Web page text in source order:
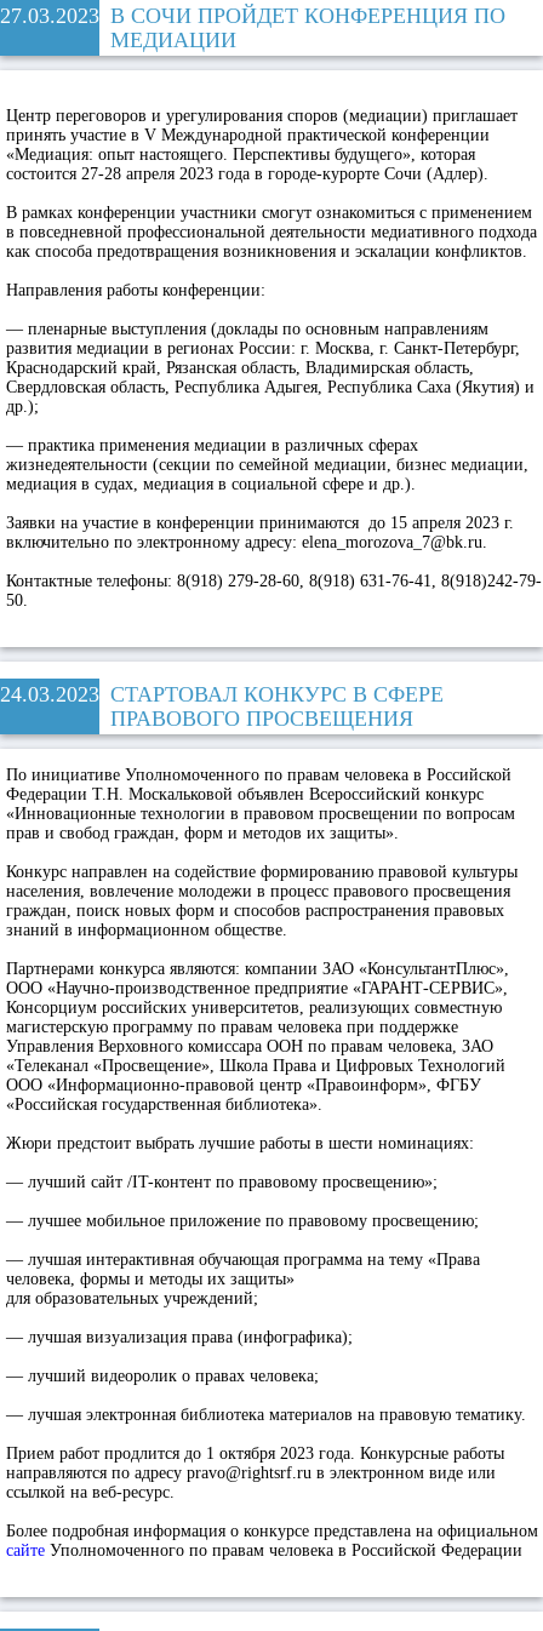
27.03.2023 В СОЧИ ПРОЙДЕТ КОНФЕРЕНЦИЯ ПО
МЕДИАЦИИ
Центр переговоров и урегулирования споров (медиации) приглашает
принять участие в V Международной практической конференции
«Медиация: опыт настоящего. Перспективы будущего», которая
состоится 27-28 апреля 2023 года в городе-курорте Сочи (Адлер).
В рамках конференции участники смогут ознакомиться с применением
в повседневной профессиональной деятельности медиативного подхода
как способа предотвращения возникновения и эскалации конфликтов.
Направления работы конференции:
— пленарные выступления (доклады по основным направлениям
развития медиации в регионах России: г. Москва, г. Санкт-Петербург,
Краснодарский край, Рязанская область, Владимирская область,
Свердловская область, Республика Адыгея, Республика Саха (Якутия) и
др.);
— практика применения медиации в различных сферах
жизнедеятельности (секции по семейной медиации, бизнес медиации,
медиация в судах, медиация в социальной сфере и др.).
Заявки на участие в конференции принимаются до 15 апреля 2023 г.
включительно по электронному адресу: elena_morozova_7@bk.ru.
Контактные телефоны: 8(918) 279-28-60, 8(918) 631-76-41, 8(918)242-79-
50.
24.03.2023 СТАРТОВАЛ КОНКУРС В СФЕРЕ
ПРАВОВОГО ПРОСВЕЩЕНИЯ
По инициативе Уполномоченного по правам человека в Российской
Федерации Т.Н. Москальковой объявлен Всероссийский конкурс
«Инновационные технологии в правовом просвещении по вопросам
прав и свобод граждан, форм и методов их защиты».
Конкурс направлен на содействие формированию правовой культуры
населения, вовлечение молодежи в процесс правового просвещения
граждан, поиск новых форм и способов распространения правовых
знаний в информационном обществе.
Партнерами конкурса являются: компании ЗАО «КонсультантПлюс»,
ООО «Научно-производственное предприятие «ГАРАНТ-СЕРВИС»,
Консорциум российских университетов, реализующих совместную
магистерскую программу по правам человека при поддержке
Управления Верховного комиссара ООН по правам человека, ЗАО
«Телеканал «Просвещение», Школа Права и Цифровых Технологий
ООО «Информационно-правовой центр «Правоинформ», ФГБУ
«Российская государственная библиотека».
Жюри предстоит выбрать лучшие работы в шести номинациях:
— лучший сайт /IT-контент по правовому просвещению»;
— лучшее мобильное приложение по правовому просвещению;
— лучшая интерактивная обучающая программа на тему «Права
человека, формы и методы их защиты»
для образовательных учреждений;
— лучшая визуализация права (инфографика);
— лучший видеоролик о правах человека;
— лучшая электронная библиотека материалов на правовую тематику.
Прием работ продлится до 1 октября 2023 года. Конкурсные работы
направляются по адресу pravo@rightsrf.ru в электронном виде или
ссылкой на веб-ресурс.
Более подробная информация о конкурсе представлена на официальном
сайте Уполномоченного по правам человека в Российской Федерации